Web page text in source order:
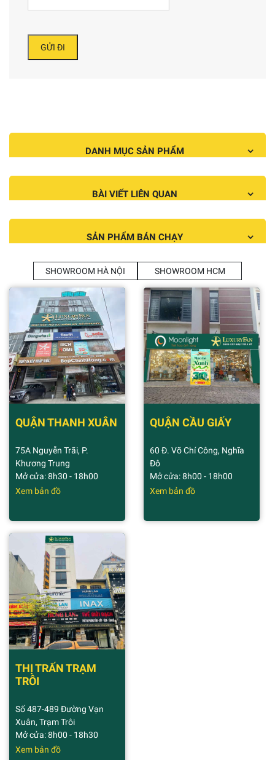
DANH MỤC SẢN PHẨM
BÀI VIẾT LIÊN QUAN
SẢN PHẨM BÁN CHẠY
SHOWROOM HÀ NỘI SHOWROOM HCM
QUẬN THANH XUÂN
75A Nguyễn Trãi, P.
Khương Trung
Mở cửa: 8h30 - 18h00
Xem bản đồ
QUẬN CẦU GIẤY
60 Đ. Võ Chí Công, Nghĩa
Đô
Mở cửa: 8h00 - 18h00
Xem bản đồ
THỊ TRẤN TRẠM
TRÔI
Số 487-489 Đường Vạn
Xuân, Trạm Trôi
Mở cửa: 8h00 - 18h30
Xem bản đồ